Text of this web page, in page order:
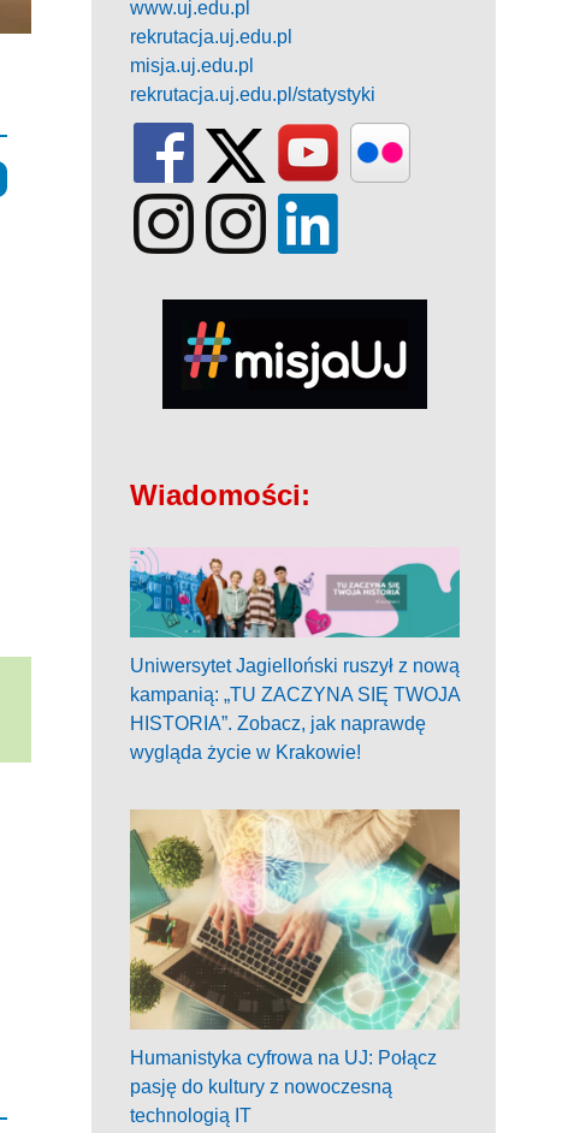
www.uj.edu.pl
rekrutacja.uj.edu.pl
misja.uj.edu.pl
rekrutacja.uj.edu.pl/statystyki
Wiadomości:
Uniwersytet Jagielloński ruszył z nową
kampanią: „TU ZACZYNA SIĘ TWOJA
HISTORIA”. Zobacz, jak naprawdę
wygląda życie w Krakowie!
Humanistyka cyfrowa na UJ: Połącz
pasję do kultury z nowoczesną
technologią IT